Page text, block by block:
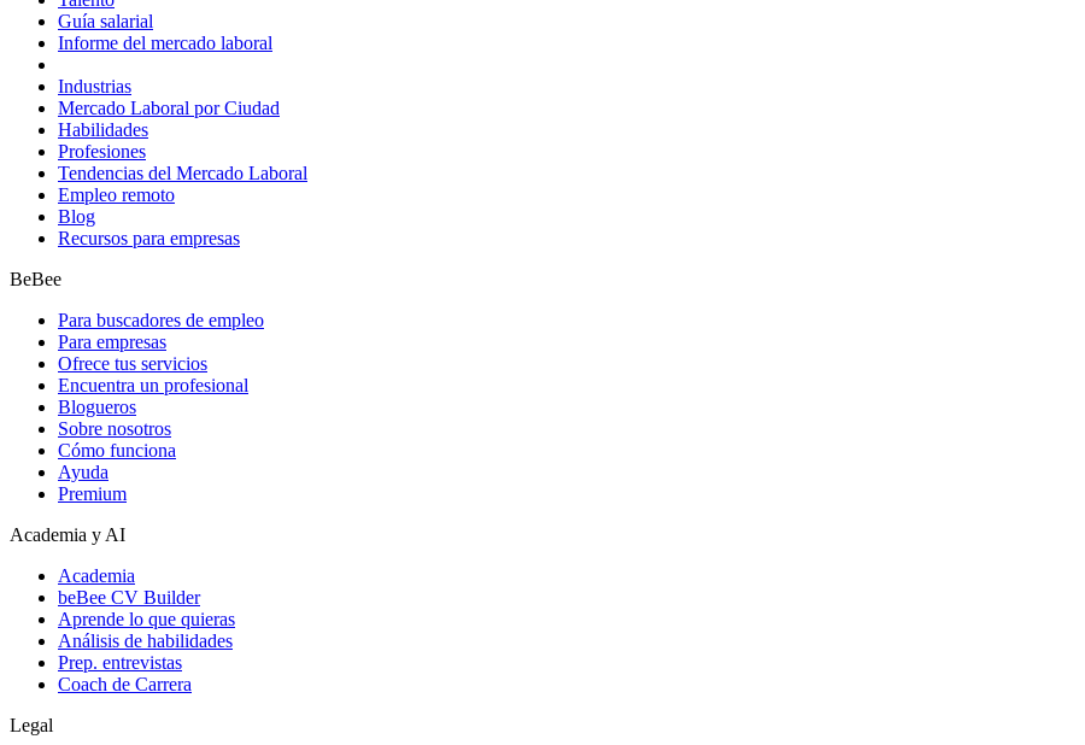
Guía salarial
Informe del mercado laboral
Industrias
Mercado Laboral por Ciudad
Habilidades
Profesiones
Tendencias del Mercado Laboral
Empleo remoto
Blog
Recursos para empresas
BeBee
Para buscadores de empleo
Para empresas
Ofrece tus servicios
Encuentra un profesional
Blogueros
Sobre nosotros
Cómo funciona
Ayuda
Premium
Academia y AI
Academia
beBee CV Builder
Aprende lo que quieras
Análisis de habilidades
Prep. entrevistas
Coach de Carrera
Legal